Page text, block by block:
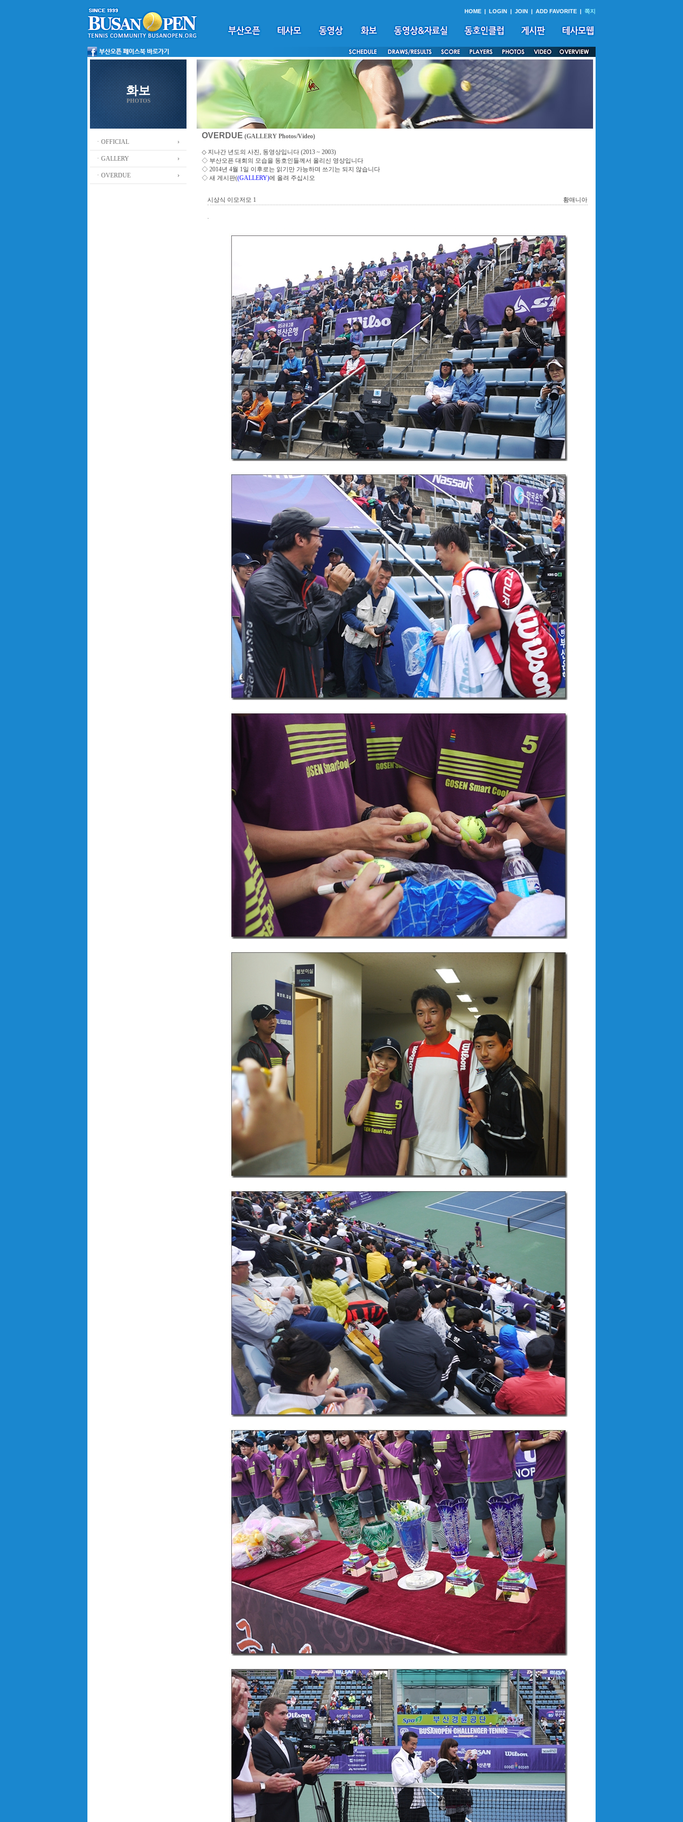
HOME | LOGIN | JOIN | ADD FAVORITE | 쪽지
화보
PHOTOS
ㆍOFFICIAL
ㆍGALLERY
ㆍOVERDUE
OVERDUE (GALLERY Photos/Video)
◇ 지나간 년도의 사진, 동영상입니다 (2013 ~ 2003)
◇ 부산오픈 대회의 모습을 동호인들께서 올리신 영상입니다
◇ 2014년 4월 1일 이후로는 읽기만 가능하며 쓰기는 되지 않습니다
◇ 새 게시판((GALLERY)에 올려 주십시오
시상식 이모저모 1 황매니아
.